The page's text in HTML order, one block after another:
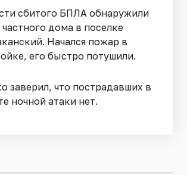
сбитого БПЛА обнаружили
дома в поселке
Начался пожар в
его быстро потушили.
заверил, что пострадавших в
ночной атаки нет.